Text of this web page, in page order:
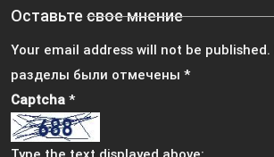
Оставьте свое мнение
Your email address will not be published.
разделы были отмечены *
Captcha *